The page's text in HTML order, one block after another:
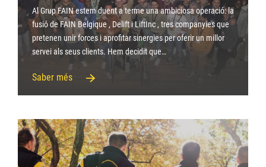
Al Grup FAIN estem duent a terme una ambiciosa operació: la
fusió de FAIN Belgique , Delift i LiftInc , tres companyies que
pretenen unir forces i aprofitar sinergies per oferir un millor
servei als seus clients. Hem decidit que…
Saber més